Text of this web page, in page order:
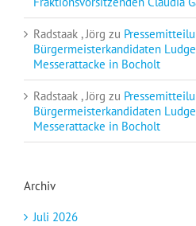
Radstaak , Jörg zu
Bürgermeisterkandidaten
Messerattacke in Bocholt
Radstaak , Jörg zu
Bürgermeisterkandidaten
Messerattacke in Bocholt
Archiv
Juli 2026